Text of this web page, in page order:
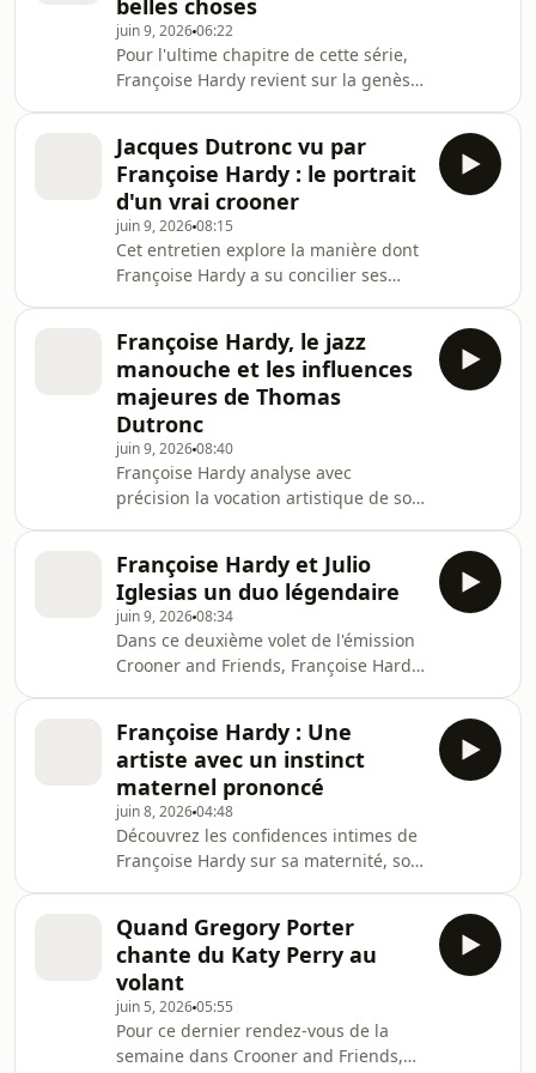
Jean-Baptiste Tuzet sur leur passion
commune pour le jazz des années
1940, le swing et le chant en
harmonie. Depuis leur rencontre au
Trinity College de Londres jusqu'à leur
succès mondial, les troi
belles choses
juin 9, 202606:22
Pour l'ultime chapitre de cette série,
Françoise Hardy revient sur la genèse
technique et artistique de son fils
Thomas. L'interprète revisite
également ses propres souvenirs de
jeunesse lors d'un concert mémorable
à la prison de Fresnes et souligne le
rôle clé de Babik Reinhardt dans
l'apprentissage de son fils.Hébergé
par A
Jacques Dutronc vu par
Françoise Hardy : le portrait
d'un vrai crooner
juin 9, 202608:15
Cet entretien explore la manière dont
Françoise Hardy a su concilier ses
Elle livre un témoignage touchant sur
la rigueur de son fils, devenu
guitariste émérite à force de travail,
tout en rendant un hommage appuyé
au talent de crooner de Jacques
Dutronc à travers son titre À la vie, à
l'amour.Hébergé par Ausha. Visitez
ausha.c
Françoise Hardy, le jazz
manouche et les influences
majeures de Thomas
Dutronc
juin 9, 202608:40
Françoise Hardy analyse avec
précision la vocation artistique de son
premières réactions instinctives face
aux mélodies de Véronique Sanson et
de Michel Berger jusqu'à sa
collaboration d'exception avec Henri
Salvador sur l'album Chambre avec
vue, plongez dans l'éducation
culturelle d'un enfant de la
balle.Hébergé par Ausha. Vis
Françoise Hardy et Julio
Iglesias un duo légendaire
juin 9, 202608:34
Dans ce deuxième volet de l'émission
Crooner and Friends, Françoise Hardy
notoriété de ses parents. Elle dévoile
ses habitudes de travail à domicile
dédiées à l'astrologie et à ses
émissions pour RMC, tout en révélant
l'histoire secrète derrière
l'enregistrement de son grand succès
en duo avec Julio Iglesias.Hébergé
par Ausha. V
Françoise Hardy : Une
artiste avec un instinct
maternel prononcé
juin 8, 202604:48
Découvrez les confidences intimes de
Françoise Hardy sur sa maternité, son
fils Thomas Dutronc. Au micro de
Jean-Baptiste Tuzet sur Crooner
Radio, l'icône de la chanson française
évoque avec pudeur son instinct
maternel, sa cure à Salies-de-Béarn
ainsi que l'influence précoce et
Quand Gregory Porter
chante du Katy Perry au
volant
juin 5, 202605:55
Pour ce dernier rendez-vous de la
semaine dans Crooner and Friends,